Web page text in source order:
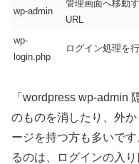
wp-admin
管理画面へ移動
URL
wp-
login.php
ログイン処理を
「wordpress wp-admin
のものを消したり、外
ージを持つ方も多いで
るのは、ログインの入